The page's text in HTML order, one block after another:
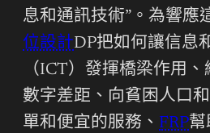
息和通訊技術”。為響應
位設計DP把如何讓信息
（ICT）發揮橋梁作用
數字差距、向貧困人口
單和便宜的服務、 FRP幫